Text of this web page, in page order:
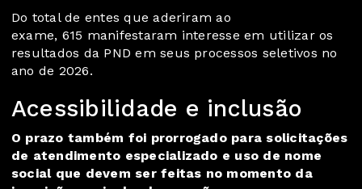
Do total de entes que aderiram ao
exame, 615 manifestaram interesse em utilizar os
resultados da PND em seus processos seletivos no
ano de 2026.
Acessibilidade e inclusão
O prazo também foi prorrogado para solicitações
de atendimento especializado e uso de nome
social que devem ser feitas no momento da